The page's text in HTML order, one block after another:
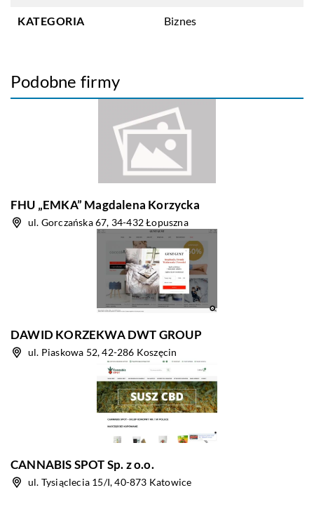
KATEGORIA Biznes
Podobne firmy
FHU „EMKA” Magdalena Korzycka
ul. Gorczańska 67, 34-432 Łopuszna
DAWID KORZEKWA DWT GROUP
ul. Piaskowa 52, 42-286 Koszęcin
CANNABIS SPOT Sp. z o.o.
ul. Tysiąclecia 15/I, 40-873 Katowice